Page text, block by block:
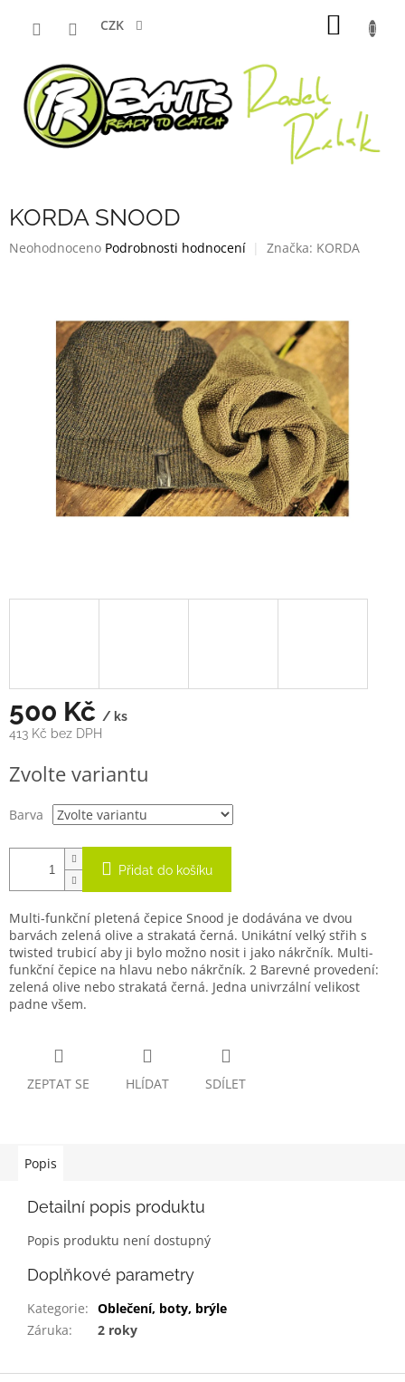
CZK
KORDA SNOOD
Průměrné
hvězdiček.
Neohodnoceno Podrobnosti hodnocení Značka: KORDA
500 Kč / ks
413 Kč bez DPH
cena:
Zvolte variantu
Barva
Přidat do košíku
Multi-funkční pletená čepice Snood je dodávána ve dvou
barvách zelená olive a strakatá černá. Unikátní velký střih s
twisted trubicí aby ji bylo možno nosit i jako nákrčník. Multi-
funkční čepice na hlavu nebo nákrčník. 2 Barevné provedení:
zelená olive nebo strakatá černá. Jedna univrzální velikost
padne všem.
ZEPTAT SE HLÍDAT SDÍLET
Popis
Detailní popis produktu
Popis produktu není dostupný
Doplňkové parametry
Kategorie: Oblečení, boty, brýle
Záruka: 2 roky